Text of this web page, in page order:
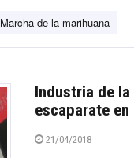
Marcha de la marihuana
Industria de la
escaparate
21/04/2018